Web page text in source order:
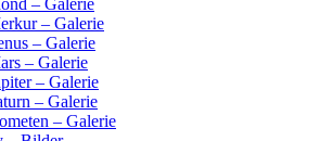
– Galerie
– Galerie
– Galerie
– Galerie
– Galerie
– Galerie